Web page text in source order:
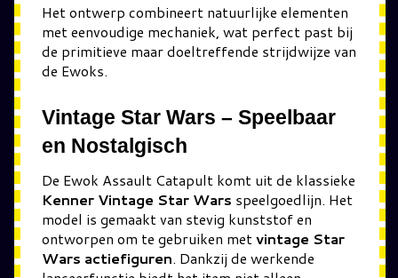
Het ontwerp combineert natuurlijke elementen
met eenvoudige mechaniek, wat perfect past bij
de primitieve maar doeltreffende strijdwijze van
de Ewoks.
Vintage Star Wars – Speelbaar
en Nostalgisch
De Ewok Assault Catapult komt uit de klassieke
Kenner Vintage Star Wars speelgoedlijn. Het
model is gemaakt van stevig kunststof en
ontworpen om te gebruiken metvintage Star
Wars actiefiguren. Dankzij de werkende